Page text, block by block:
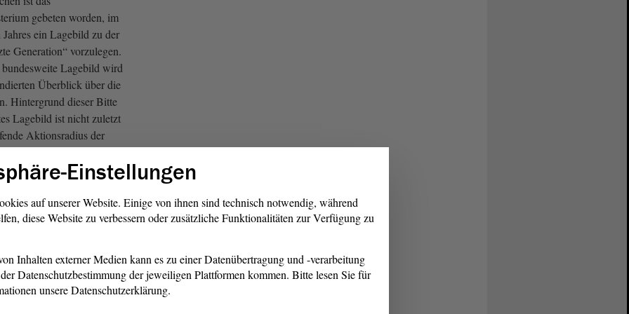
gebeten worden, im
ein Lagebild zu der
Generation“ vorzulegen.
bundesweite Lagebild wird
Überblick über die
Hintergrund dieser Bitte
Lagebild ist nicht zuletzt
Aktionsradius der
bundesweite Koordinierung.
auch
Straftatbestände im
den § 129
die Bildung einer
mit ein.
Bommersbach, CDU)
Neuruppin hat gestern
Einstellungen
auf unserer Website. Einige von ihnen sind technisch notwendig, während
diese Website zu verbessern oder zusätzliche Funktionalitäten zur Verfügung zu
Inhalten externer Medien kann es zu einer Datenübertragung und -verarbeitung
Datenschutzbestimmung der jeweiligen Plattformen kommen. Bitte lesen Sie für
unsere Datenschutzerklärung.